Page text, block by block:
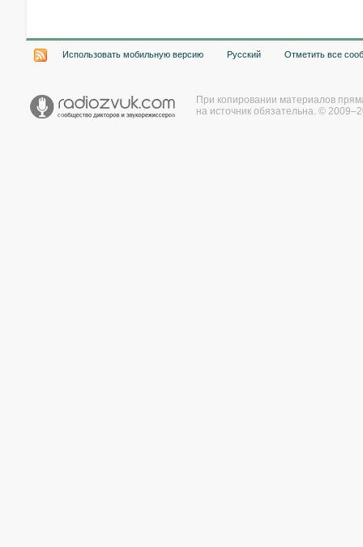
Использовать мобильную версию Русский Отметить все
При копировании материалов
на источник обязательна. ©